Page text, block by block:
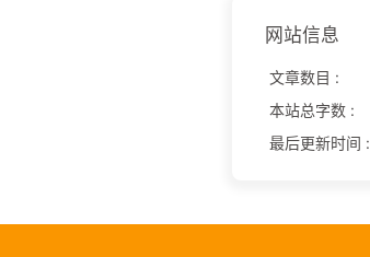
网站信息
文章数目 :
本站总字数 :
最后更新时间 :